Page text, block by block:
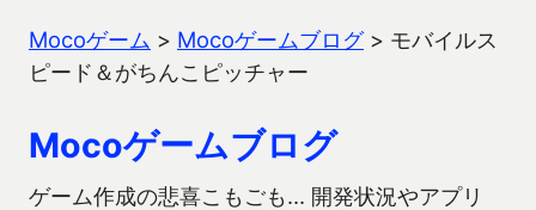
Mocoゲーム > Mocoゲームブログ> モバイルス
ピード＆がちんこピッチャー
Mocoゲームブログ
ゲーム作成の悲喜こもごも… 開発状況やアプリ